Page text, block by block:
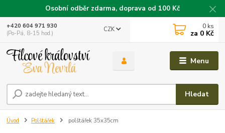
Osobní odběr zdarma, doprava od 100 Kč
Menu
CZK
Hledat
+420 604 971 930
(Po-Pá, 8-15 hod.)
0 ks
za 0 Kč
Úvod Polštářek polštářek 35x35cm